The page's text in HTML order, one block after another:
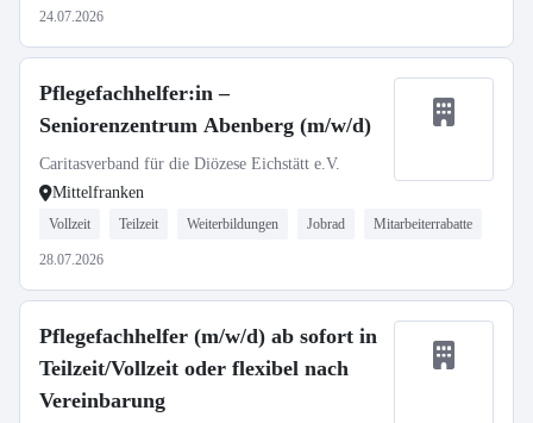
24.07.2026
Pflegefachhelfer:in –
Seniorenzentrum Abenberg (m/w/d)
Caritasverband für die Diözese Eichstätt e.V.
Mittelfranken
Vollzeit Teilzeit Weiterbildungen Jobrad Mitarbeiterrabatte
28.07.2026
Pflegefachhelfer (m/w/d) ab sofort in
Teilzeit/Vollzeit oder flexibel nach
Vereinbarung